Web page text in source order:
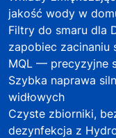
jakość wody w
Filtry do smaru dla
zapobiec zacinaniu
MQL — precyzyjne
Szybka naprawa
widłowych
Czyste zbiorniki,
dezynfekcja z